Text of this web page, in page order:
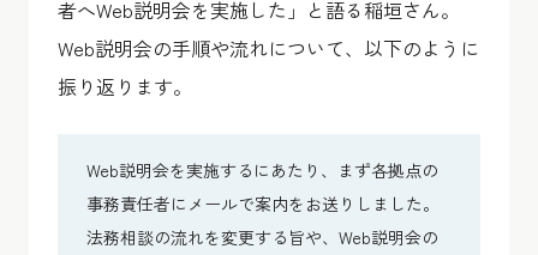
者へWeb説明会を実施した」と語る稲垣さん。
Web説明会の手順や流れについて、以下のように
振り返ります。
Web説明会を実施するにあたり、まず各拠点の
事務責任者にメールで案内をお送りしました。
法務相談の流れを変更する旨や、Web説明会の